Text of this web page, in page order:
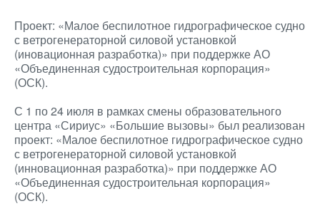
Проект: «Малое беспилотное гидрографическое судно
с ветрогенераторной силовой установкой
(иновационная разработка)» при поддержке АО
«Объединенная судостроительная корпорация»
(ОСК).
С 1 по 24 июля в рамках смены образовательного
центра «Сириус» «Большие вызовы» был реализован
проект: «Малое беспилотное гидрографическое судно
с ветрогенераторной силовой установкой
(инновационная разработка)» при поддержке АО
«Объединенная судостроительная корпорация»
(ОСК).